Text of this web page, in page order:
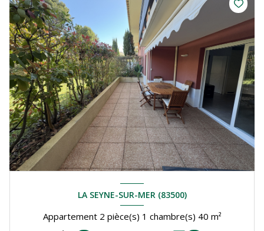
LA SEYNE-SUR-MER (83500)
Appartement 2 pièce(s) 1 chambre(s) 40 m²